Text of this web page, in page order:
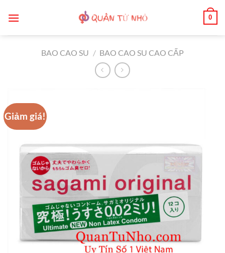
qua
0
BAO CAO SU / BAO CAO SU CAO CẤP
Giảm giá!